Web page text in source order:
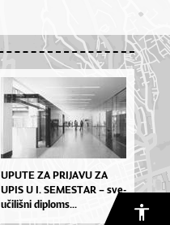
UPU­TE ZA PRI­JA­VU ZA
UPIS U I. SE­MES­TAR – sve­
u­či­liš­ni di­plo­ms...